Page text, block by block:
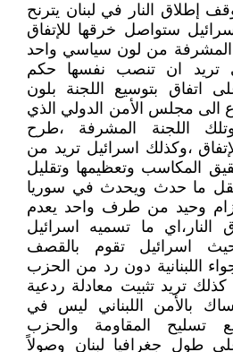
إطلاق النار في لبنان يترنح
ستواصل خرقها للإتفاق
المشرفة من لون سياسي واحد
تريد ان تنصب نفسها حكم
اتفاق بتوسيع اللجنة بلون
الى مجلس الأمن الدولي الذي
اللجنة المشرفة ،طرح
،وكذلك اسرائيل تريد من
المكاسب وتعظيمها وتقليل
ما حدث ويحدث في سوريا
وحيد من طرف واحد يعدم
ما تسميه اسرائيل
اسرائيل تقوم بالقصف
اللبنانية دون رد من الحزب
كذلك تريد تثبيت معادلة ردعية
بالأمن اللبناني ليس في
تسليح المقاومة والحزب
طول جغرافيا لبنان وصولاً